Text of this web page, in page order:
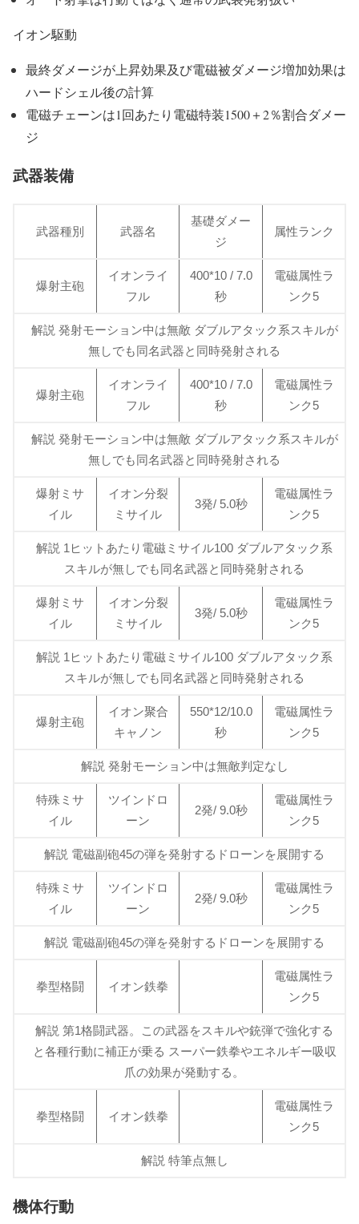
イオン駆動
最終ダメージが上昇効果及び電磁被ダメージ増加効果は
ハードシェル後の計算
電磁チェーンは1回あたり電磁特装1500＋2％割合ダメー
ジ
武器装備
武器種別 武器名
基礎ダメー
ジ
属性ランク
爆射主砲
イオンライ
フル
400*10 / 7.0
秒
電磁属性ラ
ンク5
解説 発射モーション中は無敵 ダブルアタック系スキルが
無しでも同名武器と同時発射される
爆射主砲
イオンライ
フル
400*10 / 7.0
秒
電磁属性ラ
ンク5
解説 発射モーション中は無敵 ダブルアタック系スキルが
無しでも同名武器と同時発射される
爆射ミサ
イル
イオン分裂
ミサイル
3発/ 5.0秒
電磁属性ラ
ンク5
解説 1ヒットあたり電磁ミサイル100 ダブルアタック系
スキルが無しでも同名武器と同時発射される
爆射ミサ
イル
イオン分裂
ミサイル
3発/ 5.0秒
電磁属性ラ
ンク5
解説 1ヒットあたり電磁ミサイル100 ダブルアタック系
スキルが無しでも同名武器と同時発射される
爆射主砲
イオン聚合
キャノン
550*12/10.0
秒
電磁属性ラ
ンク5
解説 発射モーション中は無敵判定なし
特殊ミサ
イル
ツインドロ
ーン
2発/ 9.0秒
電磁属性ラ
ンク5
解説 電磁副砲45の弾を発射するドローンを展開する
特殊ミサ
イル
ツインドロ
ーン
2発/ 9.0秒
電磁属性ラ
ンク5
解説 電磁副砲45の弾を発射するドローンを展開する
拳型格闘 イオン鉄拳
電磁属性ラ
ンク5
解説 第1格闘武器。この武器をスキルや銃弾で強化する
と各種行動に補正が乗る スーパー鉄拳やエネルギー吸収
爪の効果が発動する。
拳型格闘 イオン鉄拳
電磁属性ラ
ンク5
解説 特筆点無し
機体行動